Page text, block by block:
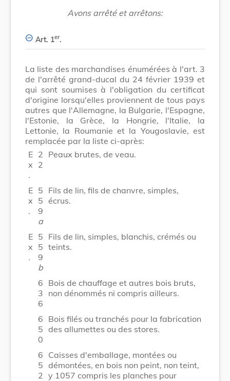
Avons arrêté et arrêtons:
Art. 1er.
La liste des marchandises énumérées à l'art. 3
de l'arrêté grand-ducal du 24 février 1939 et
qui sont soumises à l'obligation du certificat
d'origine lorsqu'elles proviennent de tous pays
autres que l'Allemagne, la Bulgarie, l'Espagne,
l'Estonie, la Grèce, la Hongrie, l'Italie, la
Lettonie, la Roumanie et la Yougoslavie, est
remplacée par la liste ci-après:
E
x
.
2
2
Peaux brutes, de veau.
E
x
.
5
5
9
a
Fils de lin, fils de chanvre, simples,
écrus.
E
x
.
5
5
9
b
Fils de lin, simples, blanchis, crémés ou
teints.
6
3
6
Bois de chauffage et autres bois bruts,
non dénommés ni compris ailleurs.
6
5
0
Bois filés ou tranchés pour la fabrication
des allumettes ou des stores.
6
5
2
Caisses d'emballage, montées ou
démontées, en bois non peint, non teint,
y 1057 compris les planches pour